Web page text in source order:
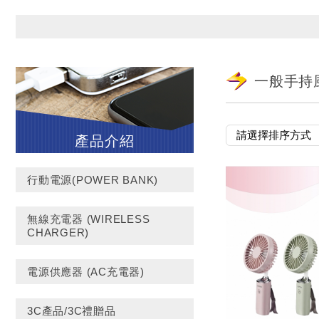
產品介紹
行動電源(POWER BANK)
無線充電器 (WIRELESS
CHARGER)
電源供應器 (AC充電器)
3C產品/3C禮贈品
一般手持